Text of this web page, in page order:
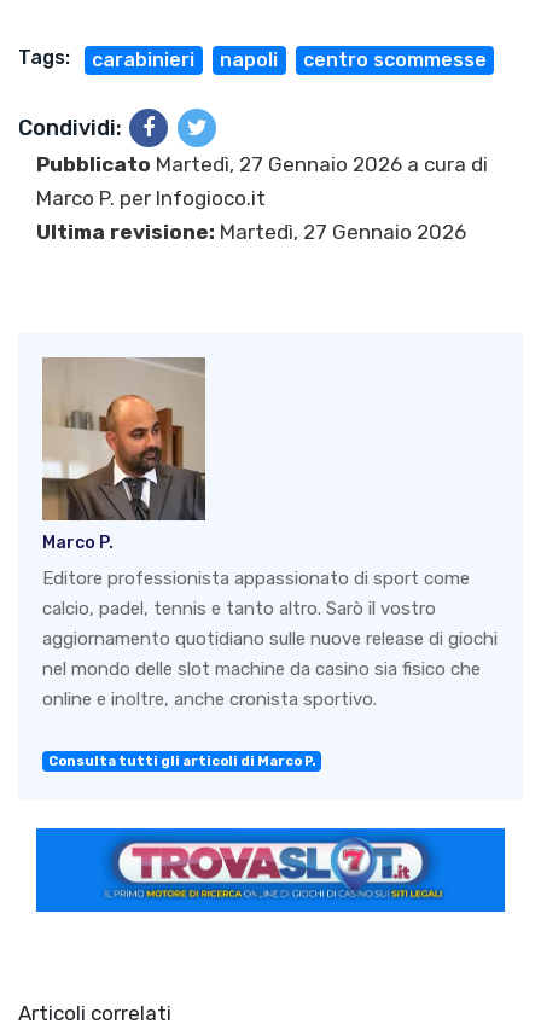
Tags: carabinieri napoli centro scommesse
Condividi:
Pubblicato Martedì, 27 Gennaio 2026 a cura di
Marco P. per Infogioco.it
Ultima revisione: Martedì, 27 Gennaio 2026
Marco P.
Editore professionista appassionato di sport come
calcio, padel, tennis e tanto altro. Sarò il vostro
aggiornamento quotidiano sulle nuove release di giochi
nel mondo delle slot machine da casino sia fisico che
online e inoltre, anche cronista sportivo.
Consulta tutti gli articoli di Marco P.
Articoli correlati